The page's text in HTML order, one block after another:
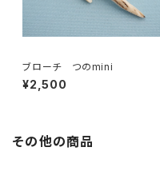
ブローチ つのmini
¥2,500
その他の商品